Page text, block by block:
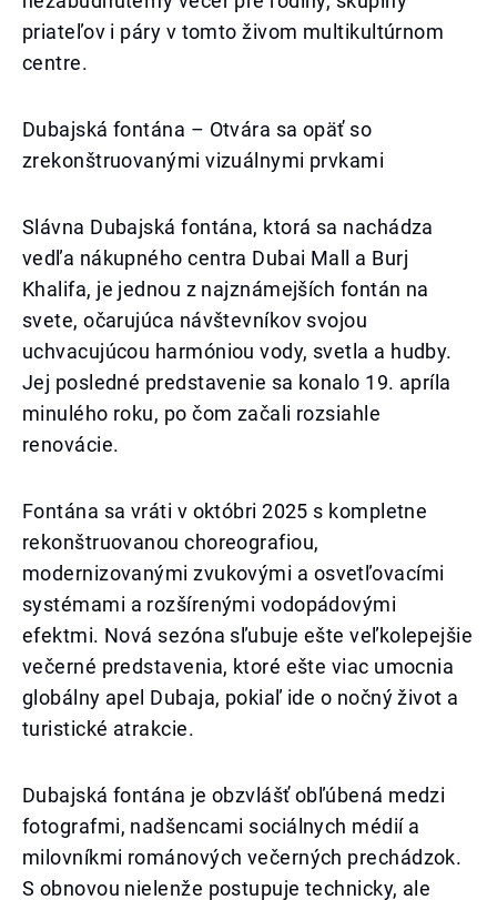
priateľov i páry v tomto živom multikultúrnom
centre.
Dubajská fontána – Otvára sa opäť so
zrekonštruovanými vizuálnymi prvkami
Slávna Dubajská fontána, ktorá sa nachádza
vedľa nákupného centra Dubai Mall a Burj
Khalifa, je jednou z najznámejších fontán na
svete, očarujúca návštevníkov svojou
uchvacujúcou harmóniou vody, svetla a hudby.
Jej posledné predstavenie sa konalo 19. apríla
minulého roku, po čom začali rozsiahle
renovácie.
Fontána sa vráti v októbri 2025 s kompletne
rekonštruovanou choreografiou,
modernizovanými zvukovými a osvetľovacími
systémami a rozšírenými vodopádovými
efektmi. Nová sezóna sľubuje ešte veľkolepejšie
večerné predstavenia, ktoré ešte viac umocnia
globálny apel Dubaja, pokiaľ ide o nočný život a
turistické atrakcie.
Dubajská fontána je obzvlášť obľúbená medzi
fotografmi, nadšencami sociálnych médií a
milovníkmi románových večerných prechádzok.
S obnovou nielenže postupuje technicky, ale